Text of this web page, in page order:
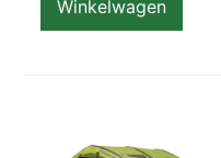
Winkelwagen